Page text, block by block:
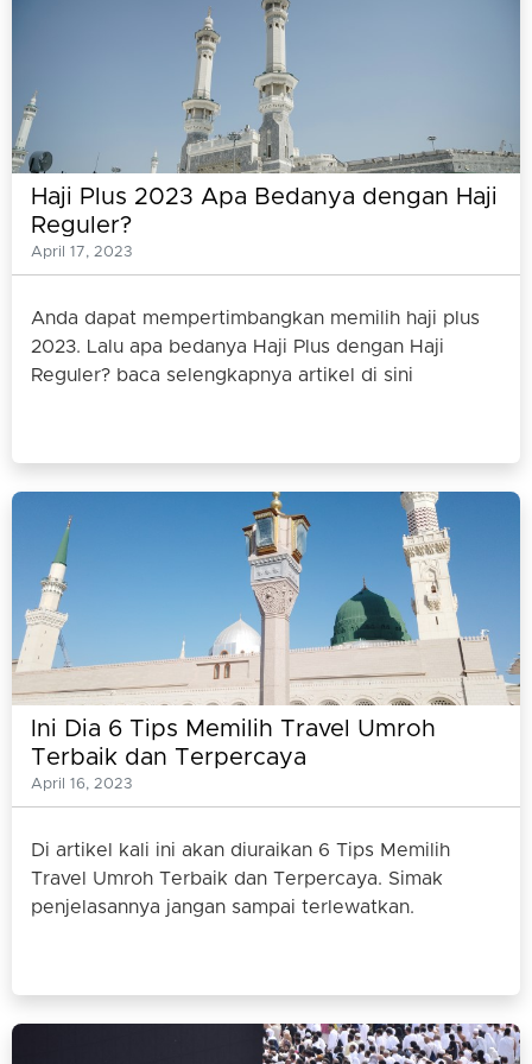
Haji Plus 2023 Apa Bedanya dengan Haji
Reguler?
April 17, 2023
Anda dapat mempertimbangkan memilih haji plus
2023. Lalu apa bedanya Haji Plus dengan Haji
Reguler? baca selengkapnya artikel di sini
Ini Dia 6 Tips Memilih Travel Umroh
Terbaik dan Terpercaya
April 16, 2023
Di artikel kali ini akan diuraikan 6 Tips Memilih
Travel Umroh Terbaik dan Terpercaya. Simak
penjelasannya jangan sampai terlewatkan.